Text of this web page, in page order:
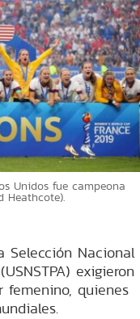
Unidos fue campeona
Heathcote).
Selección Nacional
exigieron
femenino, quienes